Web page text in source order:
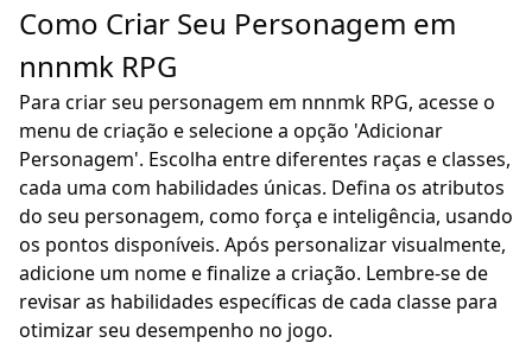
Como Criar Seu Personagem em
nnnmk RPG
Para criar seu personagem em nnnmk RPG, acesse o
menu de criação e selecione a opção 'Adicionar
Personagem'. Escolha entre diferentes raças e classes,
cada uma com habilidades únicas. Defina os atributos
do seu personagem, como força e inteligência, usando
os pontos disponíveis. Após personalizar visualmente,
adicione um nome e finalize a criação. Lembre-se de
revisar as habilidades específicas de cada classe para
otimizar seu desempenho no jogo.